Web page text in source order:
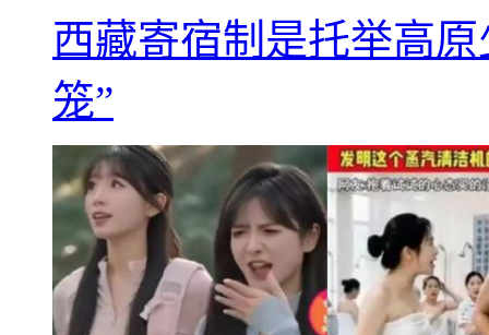
西藏寄宿制是托举高
笼”